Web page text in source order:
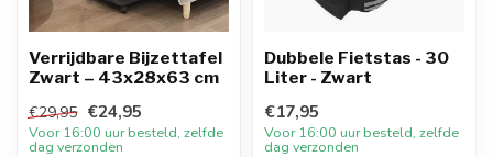
Verrijdbare Bijzettafel
Zwart – 43x28x63 cm
€29,95 €24,95
Voor 16:00 uur besteld, zelfde
dag verzonden
Dubbele Fietstas - 30
Liter - Zwart
€17,95
Voor 16:00 uur besteld, zelfde
dag verzonden